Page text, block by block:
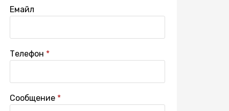
Емайл
Телефон
Сообщение